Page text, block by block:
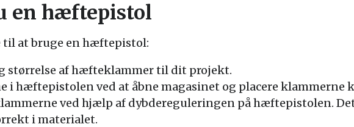
en hæftepistol
at bruge en hæftepistol:
størrelse af hæfteklammer til dit projekt.
hæftepistolen ved at åbne magasinet og placere klammerne
ved hjælp af dybdereguleringen på hæftepistolen.
i materialet.